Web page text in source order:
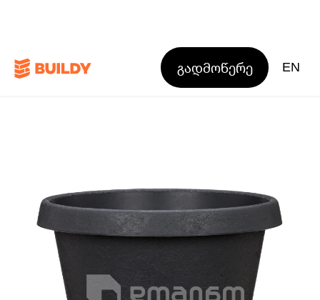
გადმოწერე EN